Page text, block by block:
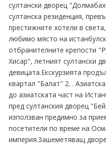
султански дворец
султанска резиденция,
престижните хотели в
любимо място на
отбранителните крепости
Хисар", летният султански
девицата.Екскурзията
квартал "Балат" 2. .
до азиатската част на
пред султанския дворец
използван предимно за
посетители по време на
империя.Зашеметяващ